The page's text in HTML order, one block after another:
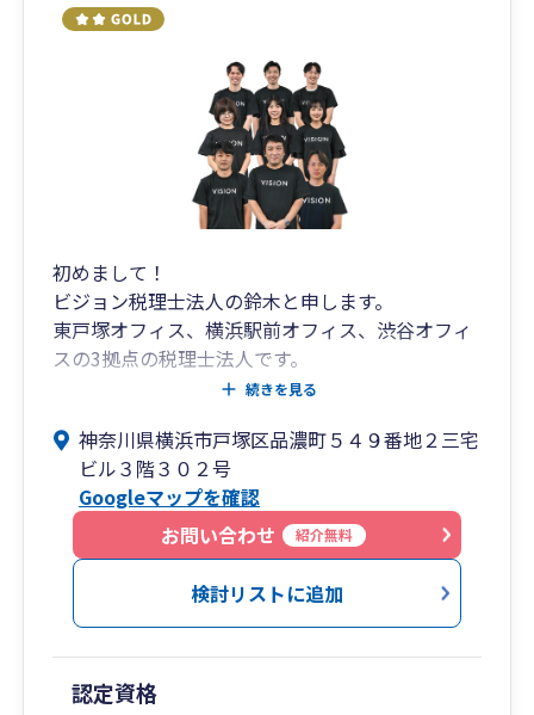
5.リーズナブルな料金設定
年間料金のめやすの金額は決算申告、年末調整
対応を含む顧問契約時の法人料金です。
初めまして！
ビジョン税理士法人の鈴木と申します。
東戸塚オフィス、横浜駅前オフィス、渋谷オフィ
スの3拠点の税理士法人です。
JR東戸塚駅 東口徒歩3分 スシローのビル
横浜駅前オフィス
JR横浜駅西口 横浜市営地下鉄「横浜」駅 徒歩1分
渋谷駅[井の頭線西口]徒歩2分
続きを見る
神奈川県横浜市戸塚区品濃町５４９番地２三宅
ビル３階３０２号
Googleマップを確認
お問い合わせ
紹介無料
検討リストに追加
認定資格